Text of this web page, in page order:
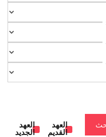
العهد
القديم
العهد
الجديد